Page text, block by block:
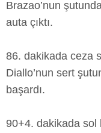
Brazao’nun
auta çıktı.
86. dakikada ceza
Diallo’nun sert
başardı.
90+4. dakikada sol